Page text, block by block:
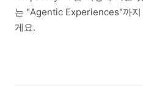
는 "Agentic Experiences"까지
게요.